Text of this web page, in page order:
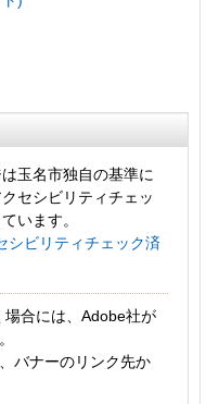
玉名市独自の基準に
セシビリティチェッ
います。
シビリティチェック済
場合には、Adobe社が
バナーのリンク先か